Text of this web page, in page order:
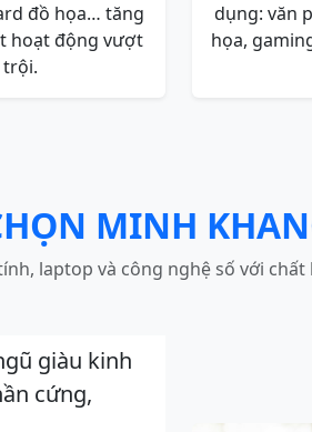
đồ họa… tăng
hoạt động vượt
trội.
dụng: văn
họa,
MINH
laptop và công nghệ số với
giàu kinh
cứng,